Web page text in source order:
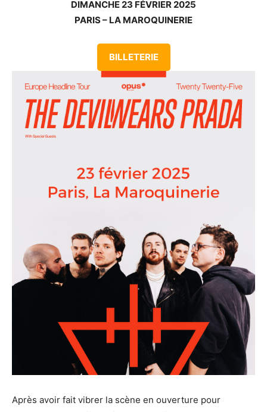
DIMANCHE 23 FÉVRIER 2025
PARIS – LA MAROQUINERIE
BILLETERIE
Après avoir fait vibrer la scène en ouverture pour